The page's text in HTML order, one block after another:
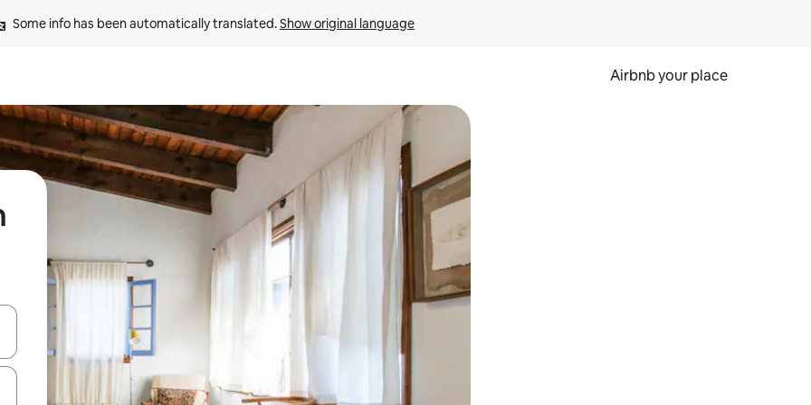
Some info has been automatically translated. Show original language
Airbnb your place
arrow keys or explore by touch or swipe gestures.